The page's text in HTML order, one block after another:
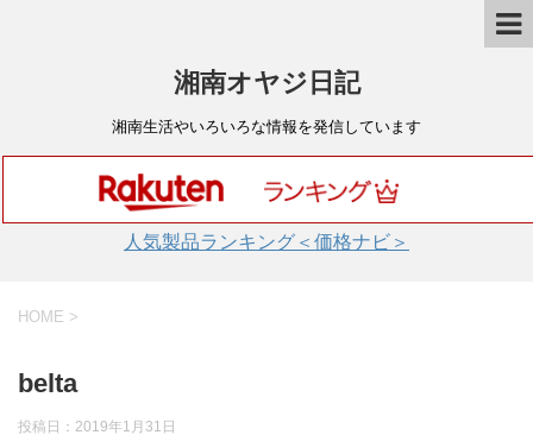
湘南オヤジ日記
湘南生活やいろいろな情報を発信しています
人気製品ランキング＜価格ナビ＞
HOME >
belta
投稿日： 2019年1月31日